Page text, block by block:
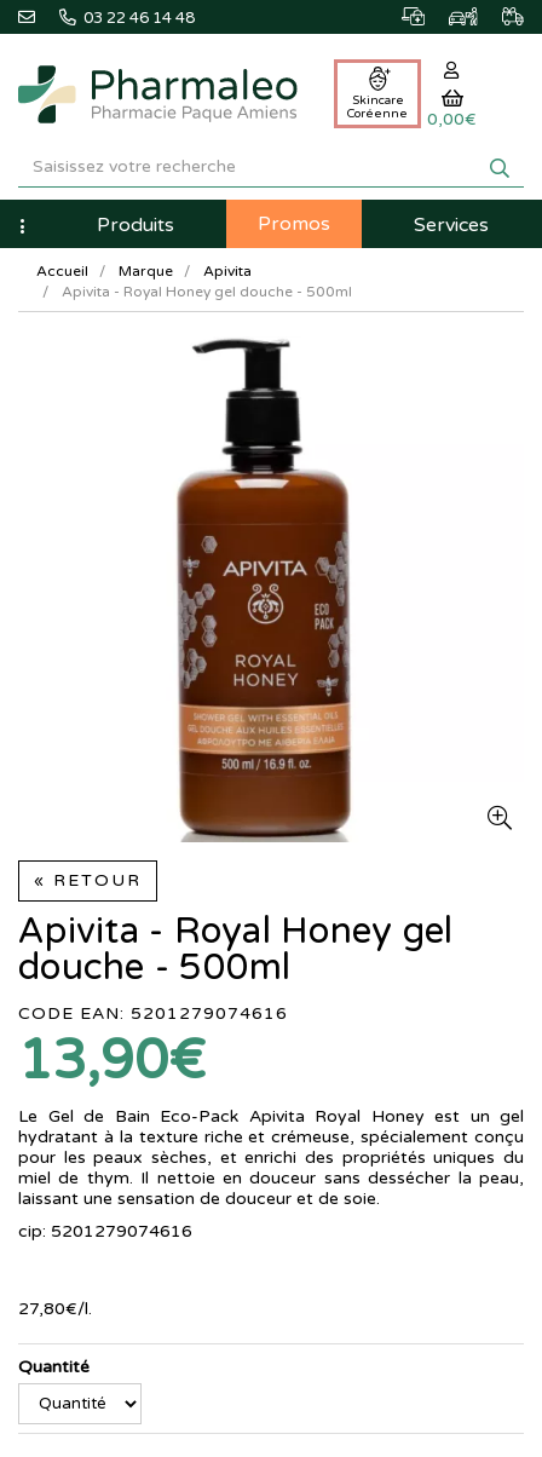
03 22 46 14 48
Pharmaleo
Pharmacie
Paque
Amiens
Skincare
Coréenne
0,00€
NavigationProduits Promos Services
Accueil Marque
Apivita
Apivita - Royal Honey gel douche - 500ml
« RETOUR
Apivita - Royal Honey gel
douche - 500ml
CODE EAN: 5201279074616
13,90€
Le Gel de Bain Eco-Pack Apivita Royal Honey est un gel
hydratant à la texture riche et crémeuse, spécialement conçu
pour les peaux sèches, et enrichi des propriétés uniques du
miel de thym. Il nettoie en douceur sans dessécher la peau,
laissant une sensation de douceur et de soie.
cip: 5201279074616
27,80€/l.
Quantité